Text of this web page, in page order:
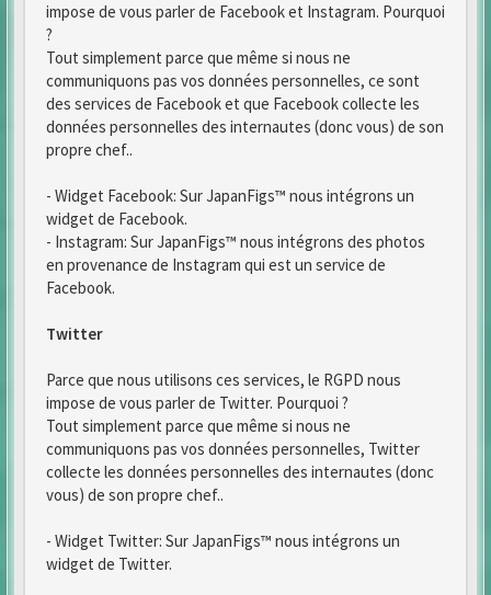
impose de vous parler de Facebook et Instagram. Pourquoi
?
Tout simplement parce que même si nous ne
communiquons pas vos données personnelles, ce sont
des services de Facebook et que Facebook collecte les
données personnelles des internautes (donc vous) de son
propre chef..
- Widget Facebook: Sur JapanFigs™ nous intégrons un
widget de Facebook.
- Instagram: Sur JapanFigs™ nous intégrons des photos
en provenance de Instagram qui est un service de
Facebook.
Twitter
Parce que nous utilisons ces services, le RGPD nous
impose de vous parler de Twitter. Pourquoi ?
Tout simplement parce que même si nous ne
communiquons pas vos données personnelles, Twitter
collecte les données personnelles des internautes (donc
vous) de son propre chef..
- Widget Twitter: Sur JapanFigs™ nous intégrons un
widget de Twitter.